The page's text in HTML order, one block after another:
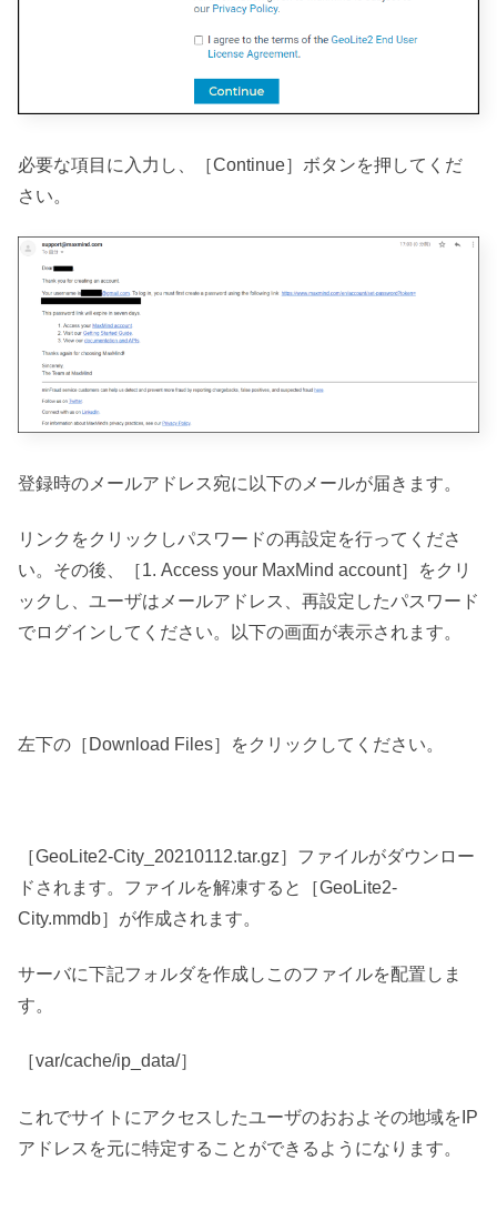
必要な項目に入力し、［Continue］ボタンを押してくだ
さい。
登録時のメールアドレス宛に以下のメールが届きます。
リンクをクリックしパスワードの再設定を行ってくださ
い。その後、［1. Access your MaxMind account］をクリ
ックし、ユーザはメールアドレス、再設定したパスワード
でログインしてください。以下の画面が表示されます。
左下の［Download Files］をクリックしてください。
［GeoLite2-City_20210112.tar.gz］ファイルがダウンロー
ドされます。ファイルを解凍すると［GeoLite2-
City.mmdb］が作成されます。
サーバに下記フォルダを作成しこのファイルを配置しま
す。
［var/cache/ip_data/］
これでサイトにアクセスしたユーザのおおよその地域をIP
アドレスを元に特定することができるようになります。